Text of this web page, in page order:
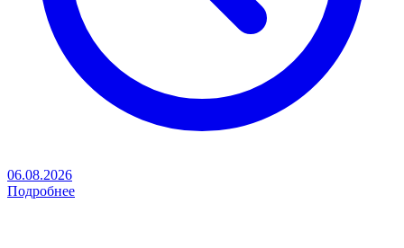
06.08.2026
Подробнее